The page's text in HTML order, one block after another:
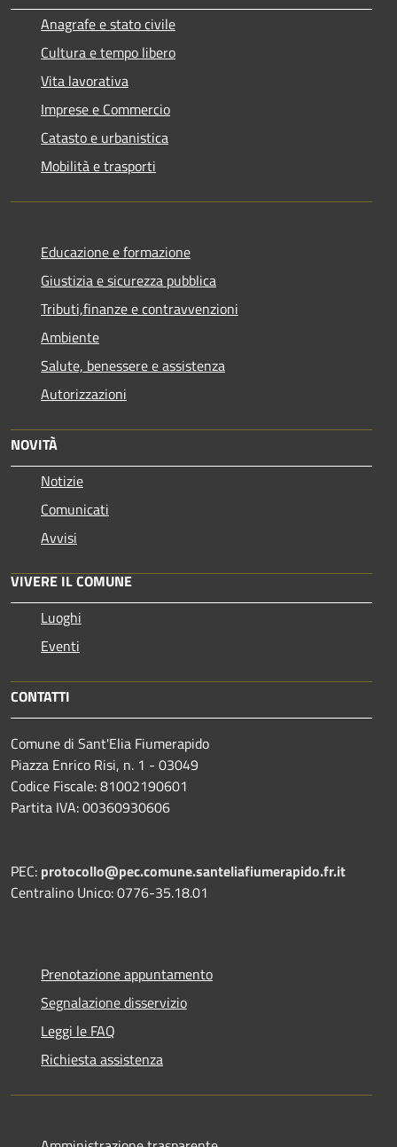
Anagrafe e stato civile
Cultura e tempo libero
Vita lavorativa
Imprese e Commercio
Catasto e urbanistica
Mobilità e trasporti
Educazione e formazione
Giustizia e sicurezza pubblica
Tributi,finanze e contravvenzioni
Ambiente
Salute, benessere e assistenza
Autorizzazioni
NOVITÀ
Notizie
Comunicati
Avvisi
VIVERE IL COMUNE
Luoghi
Eventi
CONTATTI
Comune di Sant'Elia Fiumerapido
Piazza Enrico Risi, n. 1 - 03049
Codice Fiscale: 81002190601
Partita IVA: 00360930606
PEC: protocollo@pec.comune.santeliafiumerapido.fr.it
Centralino Unico: 0776-35.18.01
Prenotazione appuntamento
Segnalazione disservizio
Leggi le FAQ
Richiesta assistenza